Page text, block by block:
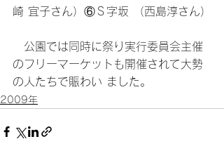
崎 宜子さん）⑥Ｓ字坂 （西島淳さん）
公園では同時に祭り実行委員会主催
のフリーマーケットも開催されて大勢
の人たちで賑わい ました。
2009年